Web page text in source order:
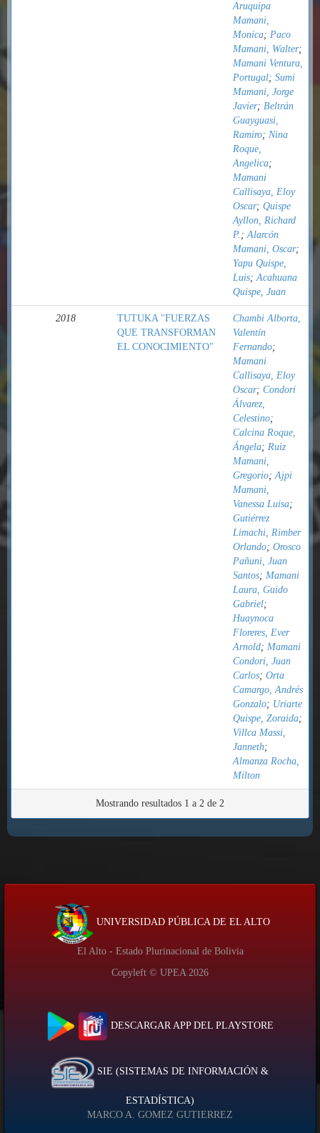
Aruquipa
Mamani,
Monica; Paco
Mamani, Walter;
Mamani Ventura,
Portugal; Sumi
Mamani, Jorge
Javier; Beltrán
Guayguasi,
Ramiro; Nina
Roque,
Angelica;
Mamani
Callisaya, Eloy
Oscar; Quispe
Ayllon, Richard
P. ;Alarcón
Mamani, Oscar;
Yapu Quispe,
Luis;Acahuana
Quispe, Juan
2018
TUTUKA "FUERZAS
QUE TRANSFORMAN
EL CONOCIMIENTO"
Chambi Alborta,
Valentín
Fernando;
Mamani
Callisaya, Eloy
Oscar; Condori
Álvarez,
Celestino;
Calcina Roque,
Ángela; Ruiz
Mamani,
Gregorio;Ajpi
Mamani,
Vanessa Luisa;
Gutiérrez
Limachi, Rimber
Orlando; Orosco
Pañuni, Juan
Santos; Mamani
Laura, Guido
Gabriel;
Huaynoca
Floreres, Ever
Arnold; Mamani
Condori, Juan
Carlos; Orta
Camargo, Andrés
Gonzalo; Uriarte
Quispe, Zoraida;
Villca Massi,
Janneth;
Almanza Rocha,
Milton
Mostrando resultados 1 a 2 de 2
UNIVERSIDAD PÚBLICA DE EL ALTO
El Alto - Estado Plurinacional de Bolivia
Copyleft © UPEA 2026
DESCARGAR APP DEL PLAYSTORE
SIE (SISTEMAS DE INFORMACIÓN &
ESTADÍSTICA)
MARCO A. GOMEZ GUTIERREZ